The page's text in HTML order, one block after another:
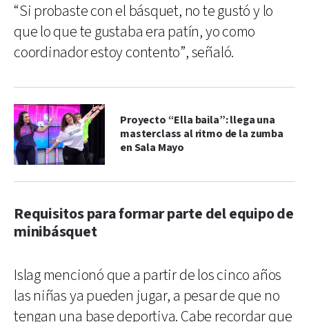
“Si probaste con el básquet, no te gustó y lo
que lo que te gustaba era patín, yo como
coordinador estoy contento”, señaló.
Proyecto “Ella baila”: llega una
masterclass al ritmo de la zumba
en Sala Mayo
Requisitos para formar parte del equipo de
minibásquet
Islag mencionó que a partir de los cinco años
las niñas ya pueden jugar, a pesar de que no
tengan una base deportiva. Cabe recordar que